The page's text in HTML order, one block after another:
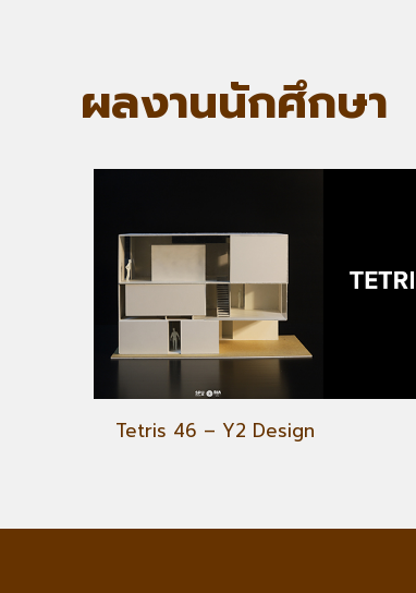
ผลงานนักศึกษา
Tetris 46 – Y2 Design